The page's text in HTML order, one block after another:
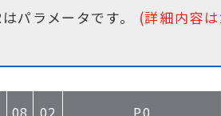
パラメータです。
(詳細内容
08 02 P0